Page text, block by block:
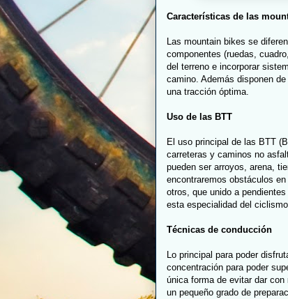
Características de las
Las mountain bikes se
componentes (ruedas,
del terreno e incorporar
camino. Además disponen
una tracción óptima.
Uso de las BTT
El uso principal de las BTT
carreteras y caminos no
pueden ser arroyos, arena,
encontraremos obstáculos
otros, que unido a
esta especialidad del
Técnicas de conducción
Lo principal para poder
concentración para poder
única forma de evitar dar
un pequeño grado de